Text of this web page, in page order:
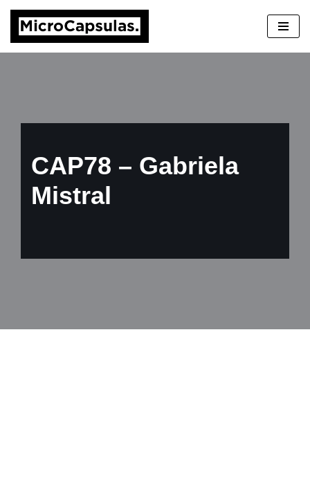
Saltar
al
CAP78 – Gabriela
Mistral